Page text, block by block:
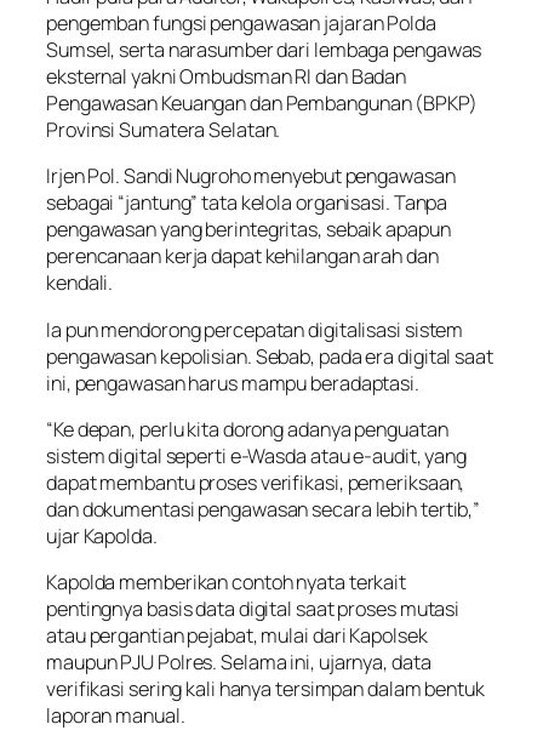
pengemban fungsi pengawasan jajaran Polda
Sumsel, serta narasumber dari lembaga pengawas
eksternal yakni Ombudsman RI dan Badan
Pengawasan Keuangan dan Pembangunan (BPKP)
Provinsi Sumatera Selatan.
Irjen Pol. Sandi Nugroho menyebut pengawasan
sebagai “jantung” tata kelola organisasi. Tanpa
pengawasan yang berintegritas, sebaik apapun
perencanaan kerja dapat kehilangan arah dan
kendali.
Ia pun mendorong percepatan digitalisasi sistem
pengawasan kepolisian. Sebab, pada era digital saat
ini, pengawasan harus mampu beradaptasi.
“Ke depan, perlu kita dorong adanya penguatan
sistem digital seperti e-Wasda atau e-audit, yang
dapat membantu proses verifikasi, pemeriksaan,
dan dokumentasi pengawasan secara lebih tertib,”
ujar Kapolda.
Kapolda memberikan contoh nyata terkait
pentingnya basis data digital saat proses mutasi
atau pergantian pejabat, mulai dari Kapolsek
maupun PJU Polres. Selama ini, ujarnya, data
verifikasi sering kali hanya tersimpan dalam bentuk
laporan manual.